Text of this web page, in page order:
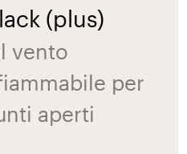
(plus)
vento
per
aperti